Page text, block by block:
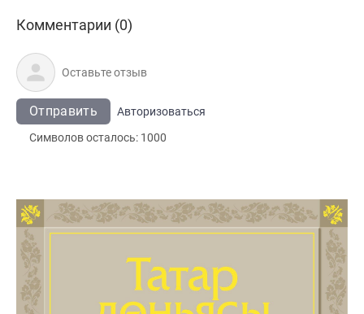
Комментарии (0)
Отправить
Авторизоваться
Символов осталось: 1000